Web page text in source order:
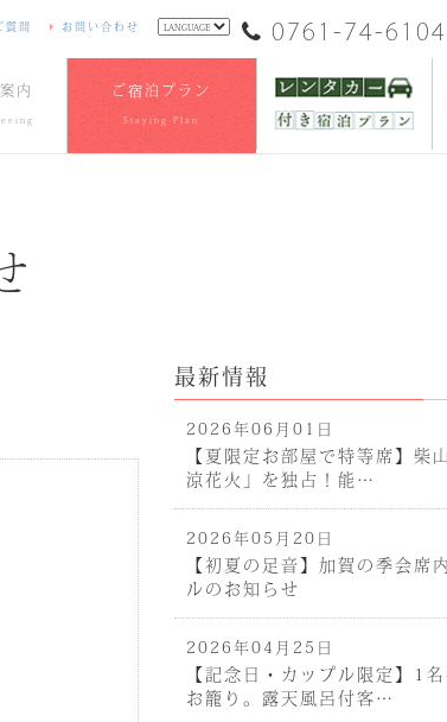
質問 お問い合わせ 0761-74-6104
内 ご宿泊プラン
Staying Plan
最新情報
2026年06月01日
【夏限定お部屋で特等席】柴
涼花火」を独占！能…
2026年05月20日
【初夏の足音】加賀の季会席
ルのお知らせ
2026年04月25日
【記念日・カップル限定】1
お籠り。露天風呂付客…